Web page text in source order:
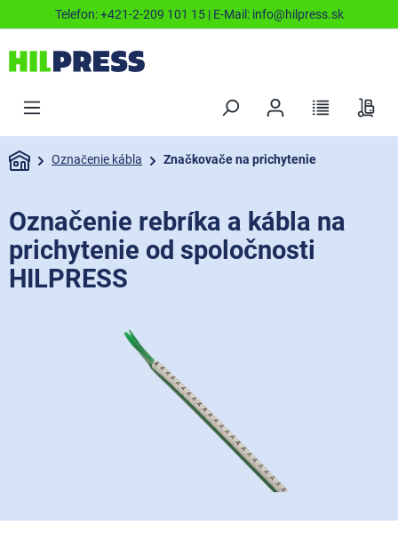
Telefon:+421-2-209 101 15| E-Mail: info@hilpress.sk
Označenie kábla Značkovače na prichytenie
Označenie rebríka a kábla na
prichytenie od spoločnosti
HILPRESS